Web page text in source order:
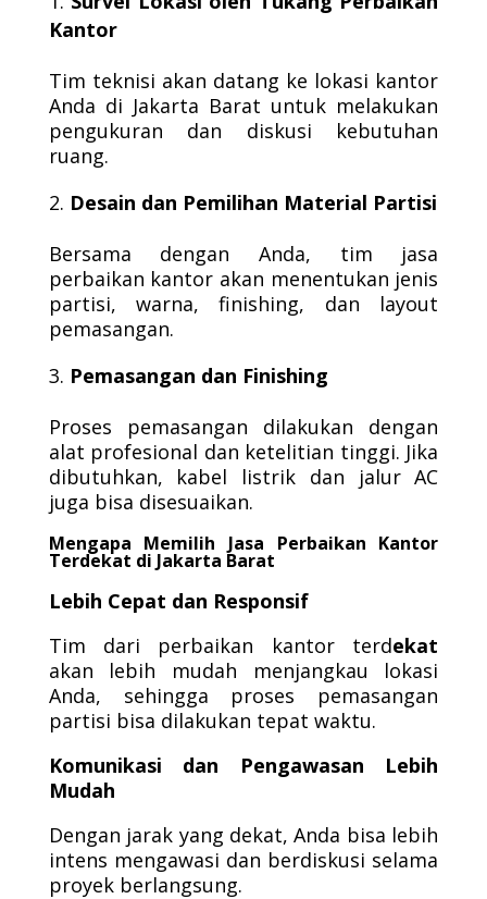
Kantor
Tim teknisi akan datang ke lokasi kantor
Anda di Jakarta Barat untuk melakukan
pengukuran dan diskusi kebutuhan
ruang.
Desain dan Pemilihan Material Partisi
Bersama dengan Anda, tim jasa
perbaikan kantor akan menentukan jenis
partisi, warna, finishing, dan layout
pemasangan.
Pemasangan dan Finishing
Proses pemasangan dilakukan dengan
alat profesional dan ketelitian tinggi. Jika
dibutuhkan, kabel listrik dan jalur AC
juga bisa disesuaikan.
Mengapa Memilih Jasa Perbaikan Kantor
Terdekat di Jakarta Barat
Lebih Cepat dan Responsif
Tim dari perbaikan kantor terdekat
akan lebih mudah menjangkau lokasi
Anda, sehingga proses pemasangan
partisi bisa dilakukan tepat waktu.
Komunikasi dan Pengawasan Lebih
Mudah
Dengan jarak yang dekat, Anda bisa lebih
intens mengawasi dan berdiskusi selama
proyek berlangsung.